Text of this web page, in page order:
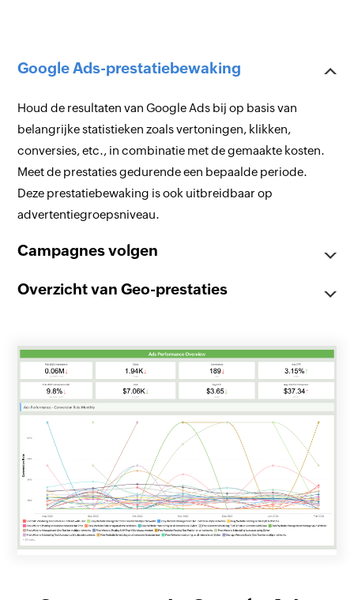
Google Ads-prestatiebewaking
Houd de resultaten van Google Ads bij op basis van
belangrijke statistieken zoals vertoningen, klikken,
conversies, etc., in combinatie met de gemaakte kosten.
Meet de prestaties gedurende een bepaalde periode.
Deze prestatiebewaking is ook uitbreidbaar op
advertentiegroepsniveau.
Campagnes volgen
Overzicht van Geo-prestaties